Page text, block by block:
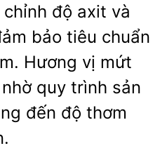
độ axit và
bảo tiêu chuẩn
Hương vị mứt
quy trình sản
đến độ thơm